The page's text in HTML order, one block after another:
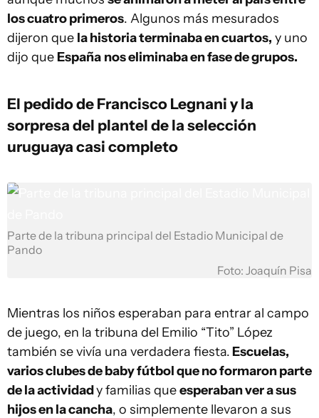
los cuatro primeros. Algunos más mesurados
dijeron que la historia terminaba en cuartos, y uno
dijo que España nos eliminaba en fase de grupos.
El pedido de Francisco Legnani y la
sorpresa del plantel de la selección
uruguaya casi completo
Parte de la tribuna principal del Estadio Municipal de
Pando
Foto: Joaquín Pisa
Mientras los niños esperaban para entrar al campo
de juego, en la tribuna del Emilio “Tito” López
también se vivía una verdadera fiesta. Escuelas,
varios clubes de baby fútbol que no formaron parte
de la actividady familias queesperaban ver a sus
hijos en la cancha, o simplemente llevaron a sus